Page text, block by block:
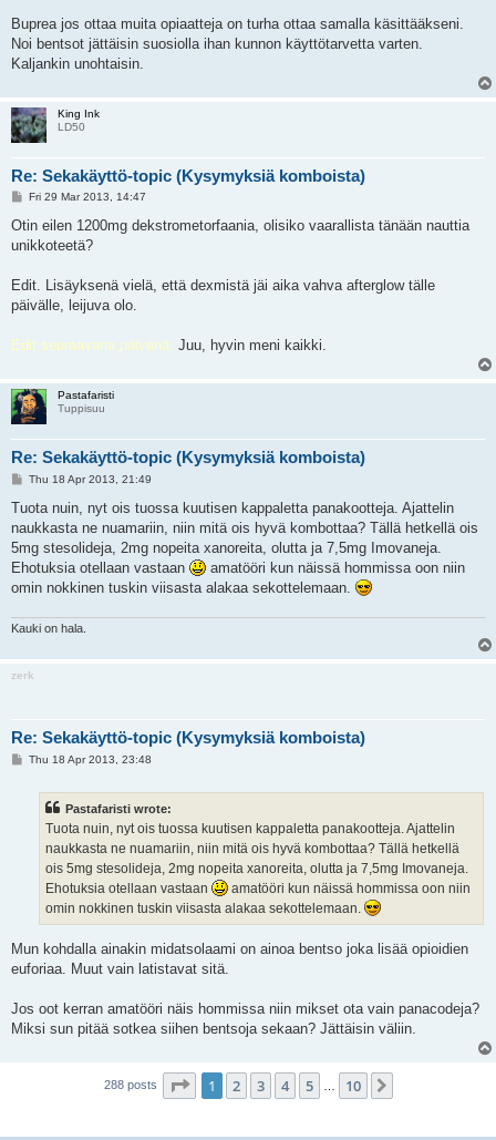
Buprea jos ottaa muita opiaatteja on turha ottaa samalla käsittääkseni.
Noi bentsot jättäisin suosiolla ihan kunnon käyttötarvetta varten.
Kaljankin unohtaisin.
King Ink
LD50
Re: Sekakäyttö-topic (Kysymyksiä komboista)
P
s
Fri 29 Mar 2013, 14:47
Otin eilen 1200mg dekstrometorfaania, olisiko vaarallista tänään nauttia
unikkoteetä?
Edit. Lisäyksenä vielä, että dexmistä jäi aika vahva afterglow tälle
päivälle, leijuva olo.
Edit seuraavana päivänä: Juu, hyvin meni kaikki.
Pastafaristi
Tuppisuu
Re: Sekakäyttö-topic (Kysymyksiä komboista)
P
s
Thu 18 Apr 2013, 21:49
Tuota nuin, nyt ois tuossa kuutisen kappaletta panakootteja. Ajattelin
naukkasta ne nuamariin, niin mitä ois hyvä kombottaa? Tällä hetkellä ois
5mg stesolideja, 2mg nopeita xanoreita, olutta ja 7,5mg Imovaneja.
Ehotuksia otellaan vastaan
amatööri kun näissä hommissa oon niin
omin nokkinen tuskin viisasta alakaa sekottelemaan.
Kauki on hala.
zerk
Re: Sekakäyttö-topic (Kysymyksiä komboista)
PThu 18 Apr 2013, 23:48
Pastafaristi wrote:
Tuota nuin, nyt ois tuossa kuutisen kappaletta panakootteja. Ajattelin
naukkasta ne nuamariin, niin mitä ois hyvä kombottaa? Tällä hetkellä
ois 5mg stesolideja, 2mg nopeita xanoreita, olutta ja 7,5mg Imovaneja.
Ehotuksia otellaan vastaan
amatööri kun näissä hommissa oon niin
omin nokkinen tuskin viisasta alakaa sekottelemaan.
Mun kohdalla ainakin midatsolaami on ainoa bentso joka lisää opioidien
euforiaa. Muut vain latistavat sitä.
Jos oot kerran amatööri näis hommissa niin mikset ota vain panacodeja?
Miksi sun pitää sotkea siihen bentsoja sekaan? Jättäisin väliin.
288 posts Page 1of 10
1 2 3 4 5 10